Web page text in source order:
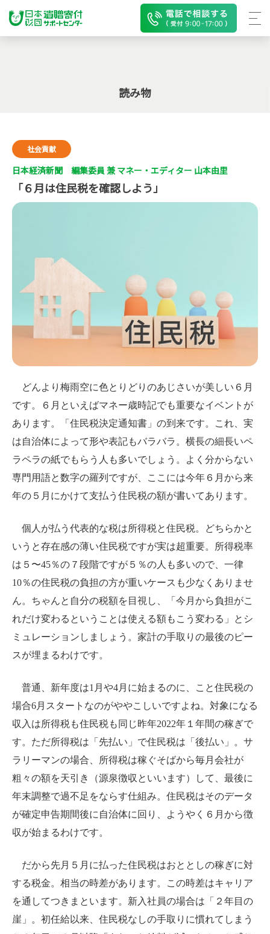
読み物
社会貢献
日本経済新聞 編集委員 兼 マネー・エディター 山本由里
「６月は住民税を確認しよう」
どんより梅雨空に色とりどりのあじさいが美しい６月
です。６月といえばマネー歳時記でも重要なイベントが
あります。「住民税決定通知書」の到来です。これ、実
は自治体によって形や表記もバラバラ。横長の細長いペ
ラペラの紙でもらう人も多いでしょう。よく分からない
専門用語と数字の羅列ですが、ここには今年６月から来
年の５月にかけて支払う住民税の額が書いてあります。
個人が払う代表的な税は所得税と住民税。どちらかと
いうと存在感の薄い住民税ですが実は超重要。所得税率
は５〜45％の７段階ですが５％の人も多いので、一律
10％の住民税の負担の方が重いケースも少なくありませ
ん。ちゃんと自分の税額を目視し、「今月から負担がこ
れだけ変わるということは使える額もこう変わる」とシ
ミュレーションしましょう。家計の手取りの最後のピー
スが埋まるわけです。
普通、新年度は1 月や4月に始まるのに、こと住民税の
場合6月スタートなのがややこしいですよね。対象になる
収入は所得税も住民税も同じ昨年2022年１年間の稼ぎで
す。ただ所得税は「先払い」で住民税は「後払い」。サ
ラリーマンの場合、所得税は稼ぐそばから毎月会社が
粗々の額を天引き（源泉徴収といいます）して、最後に
年末調整で過不足をならす仕組み。住民税はそのデータ
が確定申告期間後に自治体に回り、ようやく６月から徴
収が始まるわけです。
だから先月５月に払った住民税はおととしの稼ぎに対
する税金。相当の時差があります。この時差はキャリア
を通してつきまといます。新入社員の場合は「２年目の
崖」。初任給以来、住民税なしの手取りに慣れてしまう